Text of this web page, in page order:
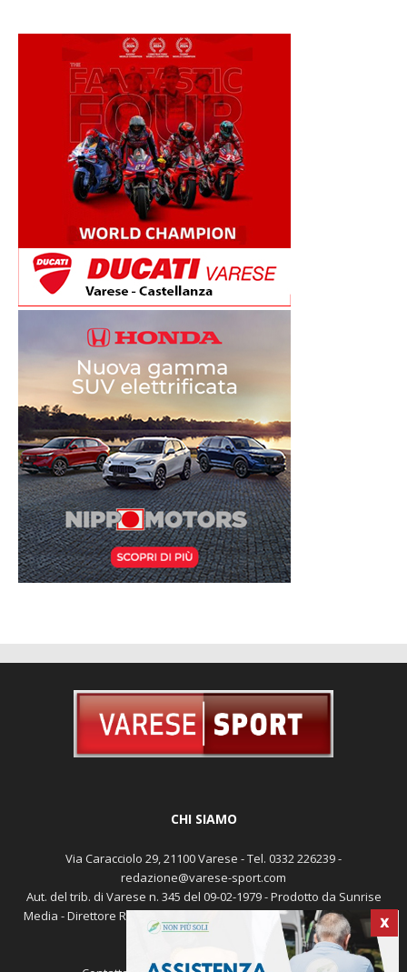
X
CHI SIAMO
Via Caracciolo 29, 21100 Varese - Tel. 0332 226239 -
redazione@varese-sport.com
Aut. del trib. di Varese n. 345 del 09-02-1979 - Prodotto da Sunrise
Media - Direttore Responsabile: Michele Marocco -Cookie policy
Pubblicità